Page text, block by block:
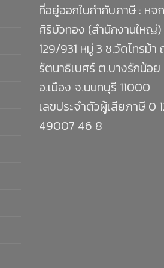
ที่อยู่ออกใบกำกับภาษี : หจ
ศิริบัวทอง (สำนักงานใหญ่)
129/931 หมู่ 3 ซ.วัดไทรม้า
รัตนาธิเบศร์ ต.บางรักน้อย
อ.เมือง จ.นนทบุรี 11000
เลขประจำตัวผู้เสียภาษี 0
49007 46 8